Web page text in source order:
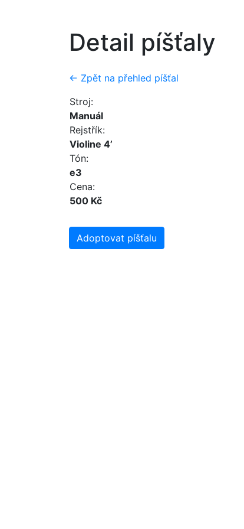
Detail píšťaly
← Zpět na přehled píšťal
Stroj:
Manuál
Rejstřík:
Violine 4’
Tón:
e3
Cena:
500 Kč
Adoptovat píšťalu